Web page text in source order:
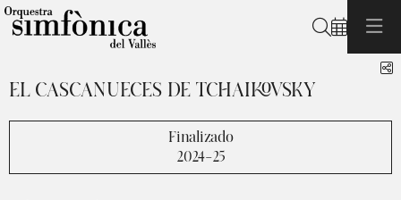
Buscar
EL CASCANUECES DE TCHAIKOVSKY
Finalizado
2024-25